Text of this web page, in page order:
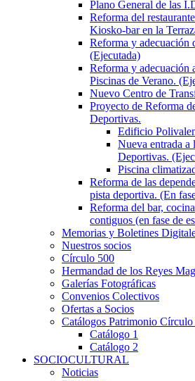
Plano General de las
Reforma del
Kiosko-bar en la
Reforma y adecuación
(Ejecutada)
Reforma y adecuación
Piscinas de Verano.
Nuevo Centro de
Proyecto de Reforma
Deportivas.
Edificio
Nueva entrada a
Deportivas.
Piscina
Reforma de las
pista deportiva. (En
Reforma del bar,
contiguos (en fase de
Memorias y Boletines
Nuestros socios
Círculo 500
Hermandad de los Reyes
Galerías Fotográficas
Convenios Colectivos
Ofertas a Socios
Catálogos Patrimonio
Catálogo 1
Catálogo 2
SOCIOCULTURAL
Noticias